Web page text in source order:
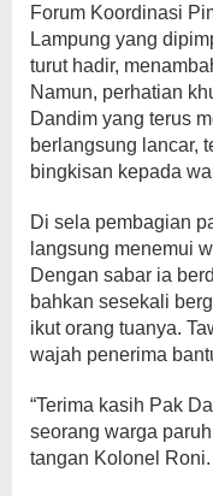
Forum Koordinasi
Lampung yang
turut hadir,
Namun, perhatian
Dandim yang terus
berlangsung lancar,
bingkisan kepada
Di sela pembagian
langsung menemui
Dengan sabar ia
bahkan sesekali
ikut orang tuanya.
wajah penerima
“Terima kasih Pak
seorang warga
tangan Kolonel Roni.